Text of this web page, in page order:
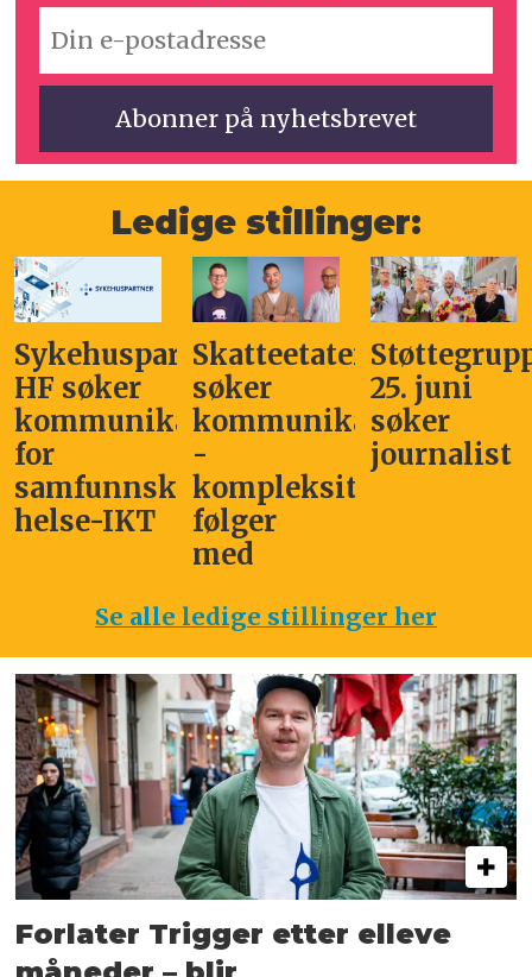
Ledige stillinger:
Sykehuspartner
HF søker
kommunikasjonssjef
for
samfunnskritisk
helse-IKT
Skatteetaten
søker
kommunikasjonsleder
-
kompleksitet
følger
med
25. juni
søker
journalist
Se alle ledige stillinger her
Forlater Trigger etter elleve